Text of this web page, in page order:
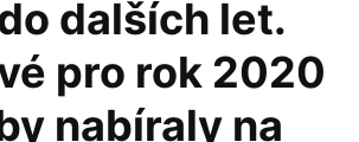
dalších let.
pro rok 2020
nabíraly na